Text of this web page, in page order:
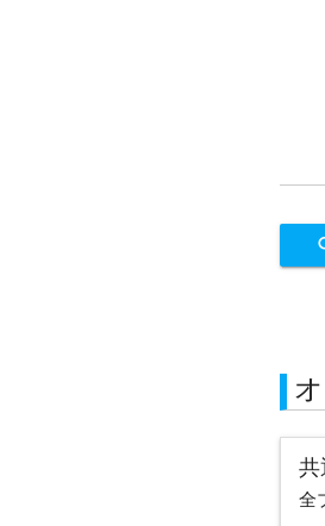
全
絞り込みで